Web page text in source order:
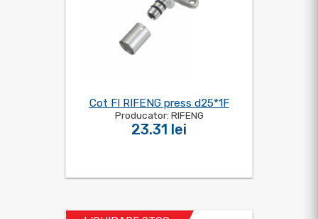
Cot FI RIFENG press d25*1F
Producator: RIFENG
23.31 lei